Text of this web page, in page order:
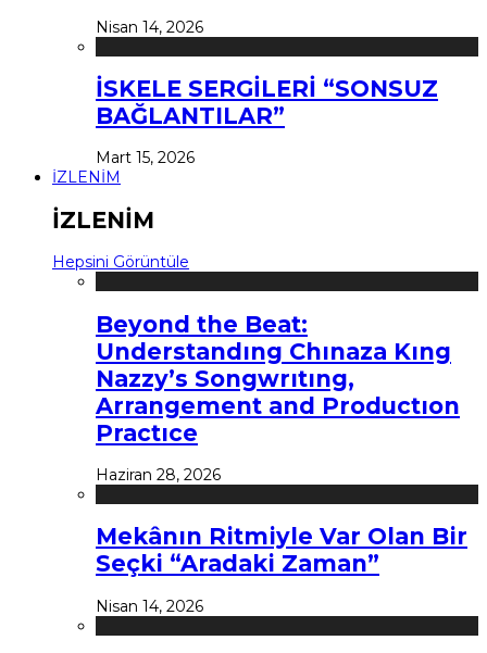
Nisan 14, 2026
İSKELE SERGİLERİ “SONSUZ
BAĞLANTILAR”
Mart 15, 2026
İZLENİM
İZLENİM
Hepsini Görüntüle
Beyond the Beat:
Understandıng Chınaza Kıng
Nazzy’s Songwrıtıng,
Arrangement and Productıon
Practıce
Haziran 28, 2026
Mekânın Ritmiyle Var Olan Bir
Seçki “Aradaki Zaman”
Nisan 14, 2026